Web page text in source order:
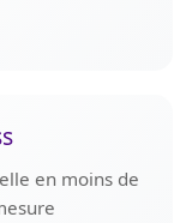
en moins de